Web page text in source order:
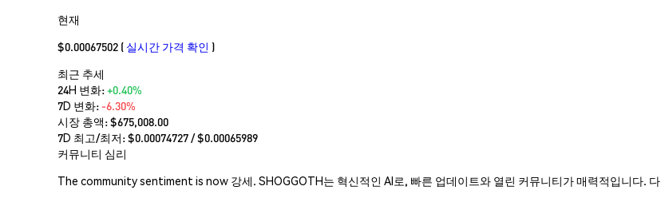
현재
$0.00067502 ( 실시간 가격 확인 )
최근 추세
24H 변화:+0.40%
7D 변화: -6.30%
시장 총액:$675,008.00
7D 최고/최저: $0.00074727/ $0.00065989
커뮤니티 심리
The community sentiment is now 강세. SHOGGOTH는 혁신적인 AI로, 빠른 업데이트와 열린 커뮤니티가 매력적입니다.